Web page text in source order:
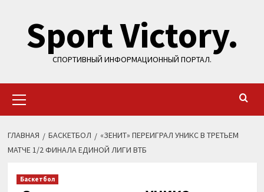
содержимому
Sport Victory.
СПОРТИВНЫЙ ИНФОРМАЦИОННЫЙ ПОРТАЛ.
меню
ГЛАВНАЯ БАСКЕТБОЛ
«ЗЕНИТ» ПЕРЕИГРАЛ УНИКС В ТРЕТЬЕМ
МАТЧЕ 1/2 ФИНАЛА ЕДИНОЙ ЛИГИ ВТБ
Баскетбол